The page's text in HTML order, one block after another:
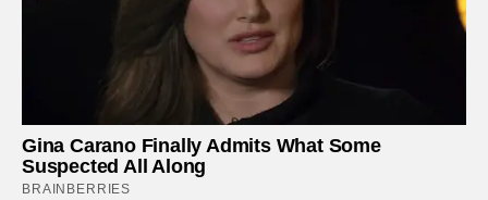
Gina Carano Finally Admits What Some
Suspected All Along
BRAINBERRIES